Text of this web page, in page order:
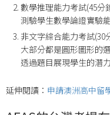
數學推理能力考試(45分
測驗學生數學論證實驗
非文字綜合能力考試(30
大部分都是圓形圖形的
透過題目展現學生的潛
延伸閱讀： 申請澳洲高中留